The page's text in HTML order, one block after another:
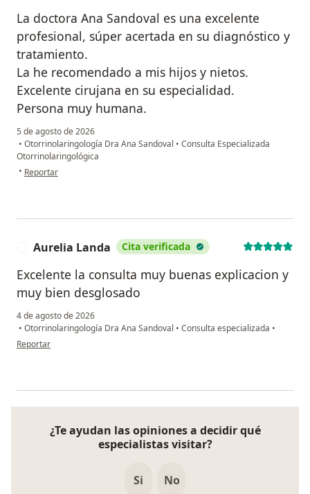
La doctora Ana Sandoval es una excelente
profesional, súper acertada en su diagnóstico y
tratamiento.
La he recomendado a mis hijos y nietos.
Excelente cirujana en su especialidad.
Persona muy humana.
5 de agosto de 2026
• Otorrinolaringología Dra Ana Sandoval • Consulta Especializada
Otorrinolaringológica
• en opinión del usuario Ana María G.R.
Reportar
Aurelia Landa Cita verificada
Excelente la consulta muy buenas explicacion y
muy bien desglosado
4 de agosto de 2026
• Otorrinolaringología Dra Ana Sandoval • Consulta especializada •
en opinión del usuario Aurelia Landa
Reportar
¿Te ayudan las opiniones a decidir qué
especialistas visitar?
Si No